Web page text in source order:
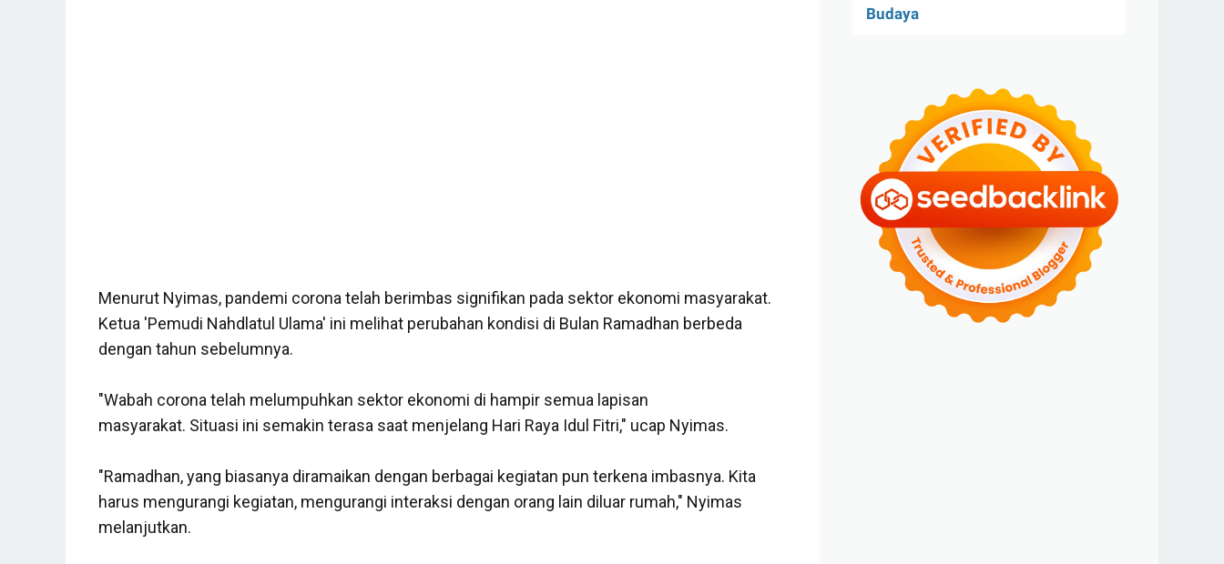
Menurut Nyimas, pandemi corona telah berimbas signifikan pada sektor ekonomi masyarakat.
Ketua 'Pemudi Nahdlatul Ulama' ini melihat perubahan kondisi di Bulan Ramadhan berbeda
dengan tahun sebelumnya.
"Wabah corona telah melumpuhkan sektor ekonomi di hampir semua lapisan
masyarakat. Situasi ini semakin terasa saat menjelang Hari Raya Idul Fitri," ucap Nyimas.
"Ramadhan, yang biasanya diramaikan dengan berbagai kegiatan pun terkena imbasnya. Kita
harus mengurangi kegiatan, mengurangi interaksi dengan orang lain diluar rumah," Nyimas
melanjutkan.
Budaya